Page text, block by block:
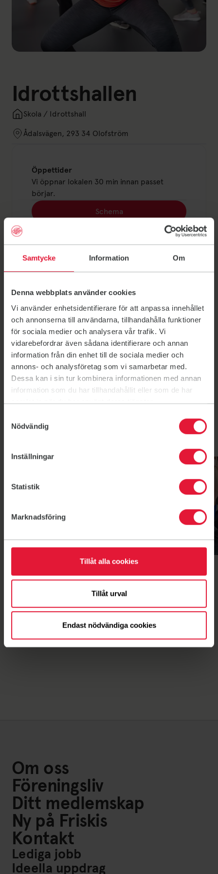
Samtycke Information Om
Denna webbplats använder cookies
Vi använder enhetsidentifierare för att anpassa innehållet
och annonserna till användarna, tillhandahålla funktioner
för sociala medier och analysera vår trafik. Vi
vidarebefordrar även sådana identifierare och annan
information från din enhet till de sociala medier och
annons- och analysföretag som vi samarbetar med.
Dessa kan i sin tur kombinera informationen med annan
information som du har tillhandahållit eller som de har
samlat in när du har använt deras tjänster.
Nödvändig
Inställningar
Statistik
Marknadsföring
Tillåt alla cookies
Tillåt urval
Endast nödvändiga cookies
Idrottshallen
Skola / Idrottshall
Ådalsvägen, 293 34 Olofström
Öppettider
Vi öppnar lokalen 30 min innan passet
börjar.
Schema
Välkommen till Friskis Olofström. Du hittar oss i
Vi finns även i Dannfältshallen, Ekerydsskolan och Holje
Gym.
Hos oss finns
Dusch
Parkering
Läs mer om gruppträningen på
Link till: Till våra pass
Jympa soft
Jympa soft
Multifys
Multifys
Om oss
Föreningsliv
Ditt medlemskap
Ny på Friskis
Kontakt
Lediga jobb
Ideella uppdrag